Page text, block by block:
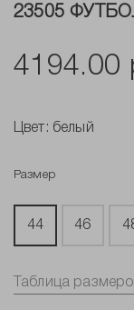
23505
4194.00
Цвет: белый
Таблица
Размер
44 46